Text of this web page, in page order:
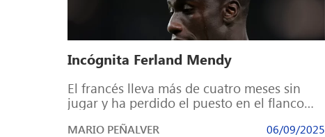
Incógnita Ferland Mendy
El francés lleva más de cuatro meses sin
jugar y ha perdido el puesto en el flanco
MARIO PEÑALVER 06/09/2025